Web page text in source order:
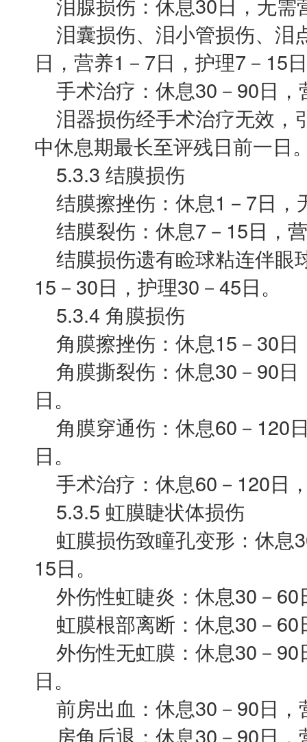
泪囊损伤、泪小管损伤、泪
日，营养1－7日，护理7－15
手术治疗：休息30－90日，
泪器损伤经手术治疗无效，
中休息期最长至评残日前一日
5.3.3 结膜损伤
结膜擦挫伤：休息1－7日，
结膜裂伤：休息7－15日，
结膜损伤遗有睑球粘连伴眼
15－30日，护理30－45日。
5.3.4 角膜损伤
角膜擦挫伤：休息15－30日
角膜撕裂伤：休息30－90日
日。
角膜穿通伤：休息60－120
日。
手术治疗：休息60－120日
5.3.5 虹膜睫状体损伤
虹膜损伤致瞳孔变形：休息
15日。
外伤性虹睫炎：休息30－60
虹膜根部离断：休息30－60
外伤性无虹膜：休息30－90
日。
前房出血：休息30－90日，
房角后退：休息30－90日，